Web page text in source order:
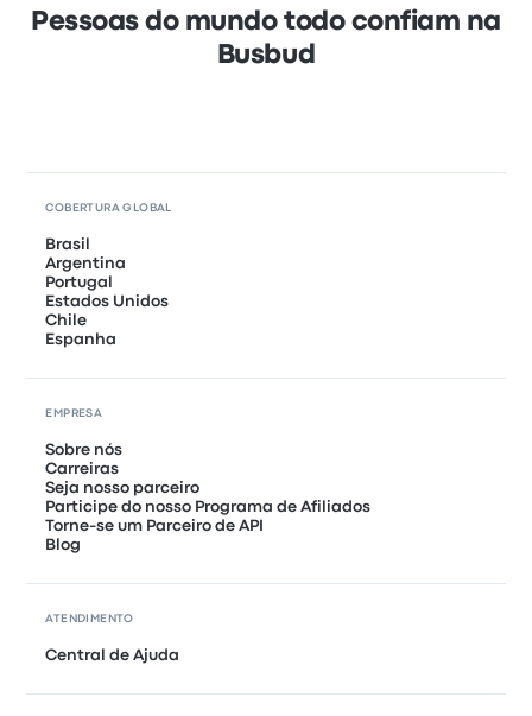
Pessoas do mundo todo confiam na
Busbud
COBERTURA GLOBAL
Brasil
Argentina
Portugal
Estados Unidos
Chile
Espanha
EMPRESA
Sobre nós
Carreiras
Seja nosso parceiro
Participe do nosso Programa de Afiliados
Torne-se um Parceiro de API
Blog
ATENDIMENTO
Central de Ajuda